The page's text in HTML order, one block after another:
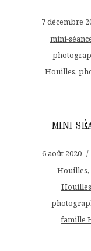
7 décembre
mini-
Houilles,
MINI-
6 août 2020
Houilles,
Houilles
famille